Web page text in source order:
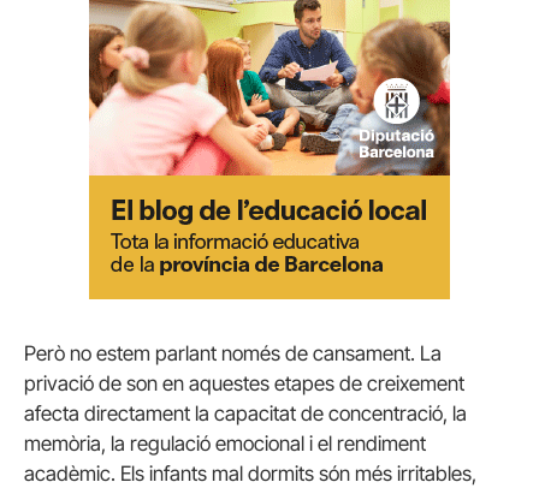
Però no estem parlant només de cansament. La
privació de son en aquestes etapes de creixement
afecta directament la capacitat de concentració, la
memòria, la regulació emocional i el rendiment
acadèmic. Els infants mal dormits són més irritables,